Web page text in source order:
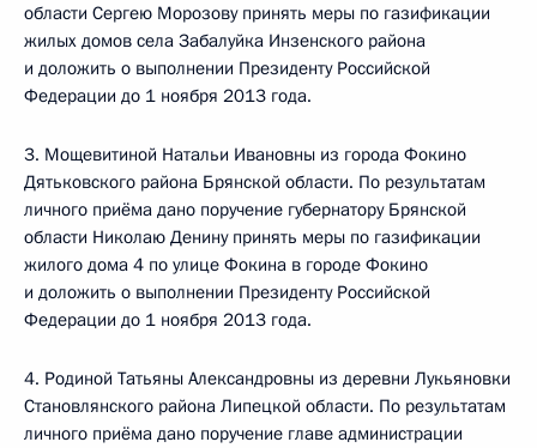
области Сергею Морозову принять меры по газификации
жилых домов села Забалуйка Инзенского района
и доложить о выполнении Президенту Российской
Федерации до 1 ноября 2013 года.
3. Мощевитиной Натальи Ивановны из города Фокино
Дятьковского района Брянской области. По результатам
личного приёма дано поручение губернатору Брянской
области Николаю Денину принять меры по газификации
жилого дома 4 по улице Фокина в городе Фокино
и доложить о выполнении Президенту Российской
Федерации до 1 ноября 2013 года.
4. Родиной Татьяны Александровны из деревни Лукьяновки
Становлянского района Липецкой области. По результатам
личного приёма дано поручение главе администрации